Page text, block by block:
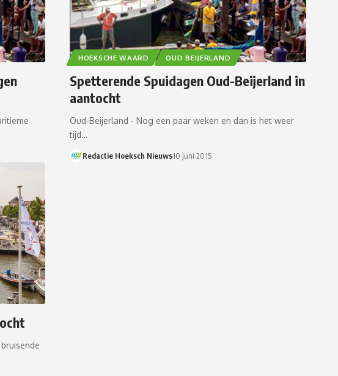
HOEKSCHE WAARD OUD BEIJERLAND
Spetterende Spuidagen Oud-Beijerland in
aantocht
Oud-Beijerland - Nog een paar weken en dan is het weer
tijd…
Redactie Hoeksch Nieuws10 juni 2015